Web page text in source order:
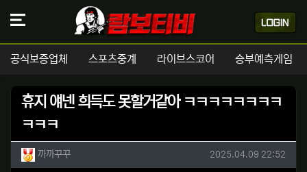
공식보증업체 스포츠중계 라이브스코어 승부예측게임
휴지 얘넨 희득도 못할거같아 ㅋㅋㅋㅋㅋㅋㅋㅋ
ㅋㅋㅋ
작성자 정보
까까꾸꾸작성 작성일
2025.04.09 22:52